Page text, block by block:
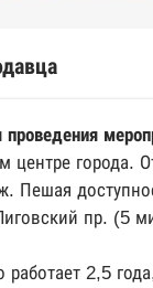
центре города.
Пешая
пр. (5
2,5